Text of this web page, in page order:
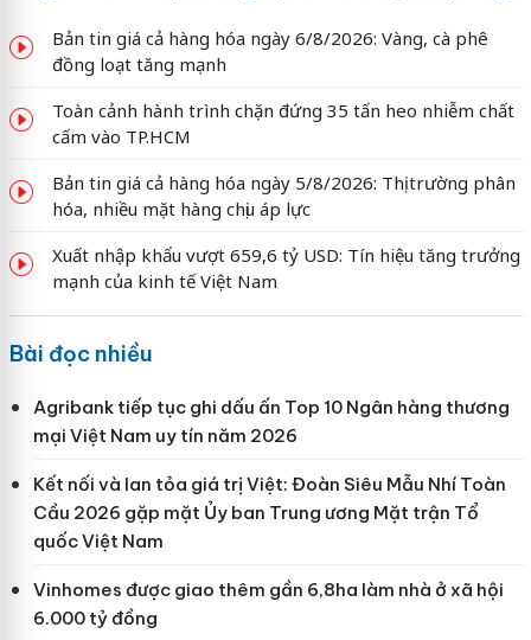
Bản tin giá cả hàng hóa ngày 6/8/2026: Vàng, cà phê
đồng loạt tăng mạnh
Toàn cảnh hành trình chặn đứng 35 tấn heo nhiễm chất
cấm vào TP.HCM
Bản tin giá cả hàng hóa ngày 5/8/2026: Thị trường phân
hóa, nhiều mặt hàng chịu áp lực
Xuất nhập khẩu vượt 659,6 tỷ USD: Tín hiệu tăng trưởng
mạnh của kinh tế Việt Nam
Bài đọc nhiều
Agribank tiếp tục ghi dấu ấn Top 10 Ngân hàng thương
mại Việt Nam uy tín năm 2026
Kết nối và lan tỏa giá trị Việt: Đoàn Siêu Mẫu Nhí Toàn
Cầu 2026 gặp mặt Ủy ban Trung ương Mặt trận Tổ
quốc Việt Nam
Vinhomes được giao thêm gần 6,8ha làm nhà ở xã hội
6.000 tỷ đồng